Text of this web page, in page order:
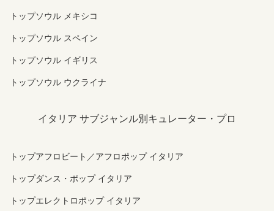
トップソウル メキシコ
トップソウル スペイン
トップソウル イギリス
トップソウル ウクライナ
イタリア サブジャンル別キュレーター・プロ
トップアフロビート／アフロポップ イタリア
トップダンス・ポップ イタリア
トップエレクトロポップ イタリア